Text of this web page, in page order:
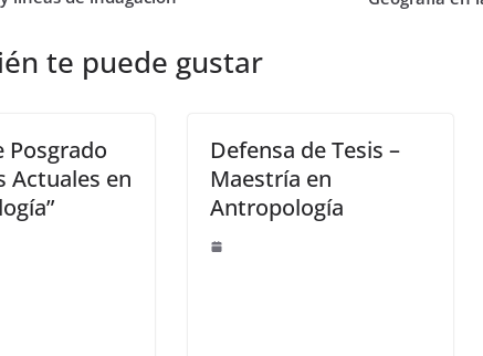
te puede gustar
Posgrado
Actuales en
Defensa de Tesis –
Maestría en
Antropología